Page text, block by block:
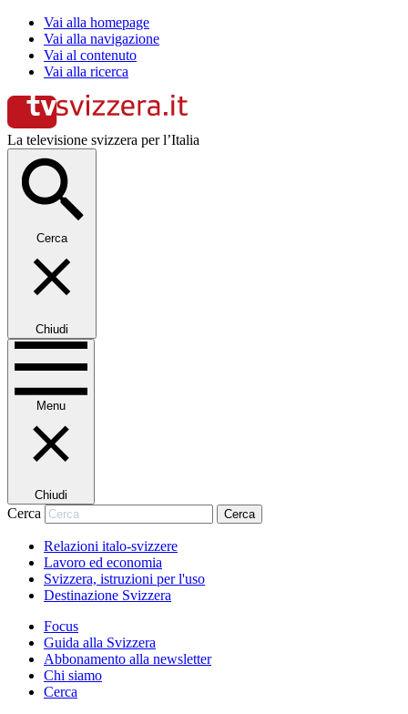
Vai alla homepage
Vai alla navigazione
Vai al contenuto
Vai alla ricerca
La televisione svizzera per l’Italia
Cerca
Chiudi
Menu
Chiudi
Cerca Cerca
Relazioni italo-svizzere
Lavoro ed economia
Svizzera, istruzioni per l'uso
Destinazione Svizzera
Focus
Guida alla Svizzera
Abbonamento alla newsletter
Chi siamo
Cerca